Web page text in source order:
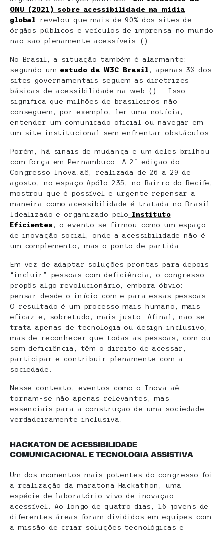
ONU (2021) sobre acessibilidade na mídia
global revelou que mais de 90% dos sites de
órgãos públicos e veículos de imprensa no mundo
não são plenamente acessíveis () .
No Brasil, a situação também é alarmante:
segundo um estudo da W3C Brasil , apenas 3% dos
sites governamentais seguem as diretrizes
básicas de acessibilidade na web () . Isso
significa que milhões de brasileiros não
conseguem, por exemplo, ler uma notícia,
entender um comunicado oficial ou navegar em
um site institucional sem enfrentar obstáculos.
Porém, há sinais de mudança e um deles brilhou
com força em Pernambuco. A 2ª edição do
Congresso Inova.aê, realizada de 26 a 29 de
agosto, no espaço Apólo 235, no Bairro do Recife,
mostrou que é possível e urgente repensar a
maneira como acessibilidade é tratada no Brasil.
Idealizado e organizado pelo Instituto
Eficientes , o evento se firmou como um espaço
de inovação social, onde a acessibilidade não é
um complemento, mas o ponto de partida.
Em vez de adaptar soluções prontas para depois
“incluir” pessoas com deficiência, o congresso
propôs algo revolucionário, embora óbvio:
pensar desde o início com e para essas pessoas.
O resultado é um processo mais humano, mais
eficaz e, sobretudo, mais justo. Afinal, não se
trata apenas de tecnologia ou design inclusivo,
mas de reconhecer que todas as pessoas, com ou
sem deficiência, têm o direito de acessar,
participar e contribuir plenamente com a
sociedade.
Nesse contexto, eventos como o Inova.aê
tornam-se não apenas relevantes, mas
essenciais para a construção de uma sociedade
verdadeiramente inclusiva.
HACKATON DE ACESSIBILIDADE
COMUNICACIONAL E TECNOLOGIA ASSISTIVA
Um dos momentos mais potentes do congresso foi
a realização da maratona Hackathon, uma
espécie de laboratório vivo de inovação
acessível. Ao longo de quatro dias, 16 jovens de
diferentes áreas foram divididos em equipes com
a missão de criar soluções tecnológicas e